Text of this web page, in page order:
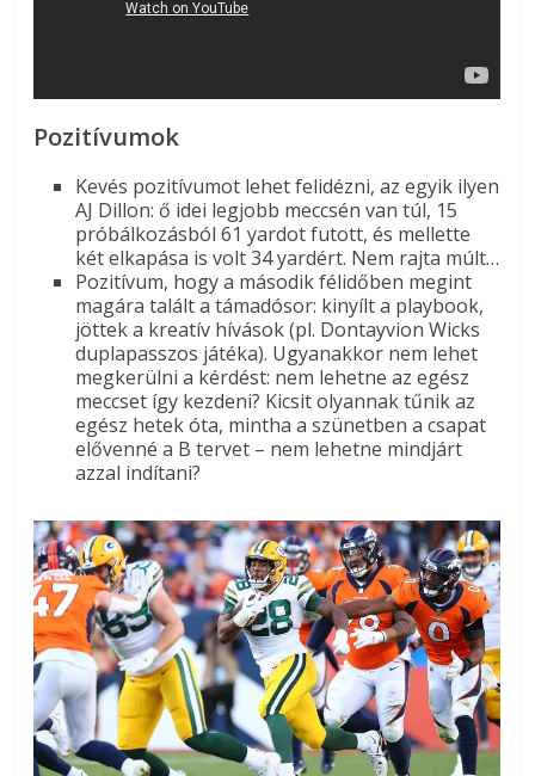
Pozitívumok
Kevés pozitívumot lehet felidézni, az egyik ilyen
AJ Dillon: ő idei legjobb meccsén van túl, 15
próbálkozásból 61 yardot futott, és mellette
két elkapása is volt 34 yardért. Nem rajta múlt…
Pozitívum, hogy a második félidőben megint
magára talált a támadósor: kinyílt a playbook,
jöttek a kreatív hívások (pl. Dontayvion Wicks
duplapasszos játéka). Ugyanakkor nem lehet
megkerülni a kérdést: nem lehetne az egész
meccset így kezdeni? Kicsit olyannak tűnik az
egész hetek óta, mintha a szünetben a csapat
elővenné a B tervet – nem lehetne mindjárt
azzal indítani?